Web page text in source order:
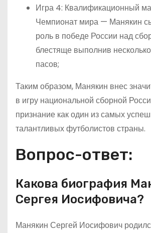
Игра 4: Квалификационный
Чемпионат мира — Манякин
роль в победе России над
блестяще выполнив
пасов;
Таким образом, Манякин внес
в игру национальной сборной
признание как один из самых
талантливых футболистов страны.
Вопрос-ответ:
Какова биография
Сергея Иосифовича?
Манякин Сергей Иосифович